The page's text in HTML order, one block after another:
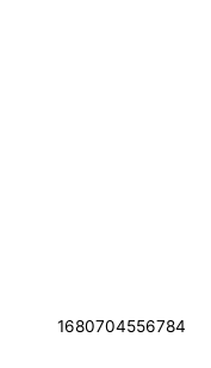
1680704556784